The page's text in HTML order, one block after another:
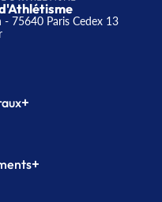
75640 Paris Cedex 13
+
+